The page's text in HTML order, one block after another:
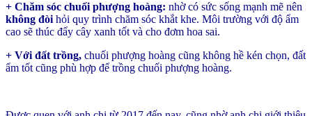
+ Chăm sóc chuối phượng hoàng: nhờ có sức sống mạnh mẽ nên
không đòi hỏi quy trình chăm sóc khắt khe. Môi trường với độ ẩm
cao sẽ thúc đẩy cây xanh tốt và cho đơm hoa sai.
+ Với đất trồng, chuối phượng hoàng cũng không hề kén chọn, đất
ẩm tốt cũng phù hợp để trồng chuối phượng hoàng.